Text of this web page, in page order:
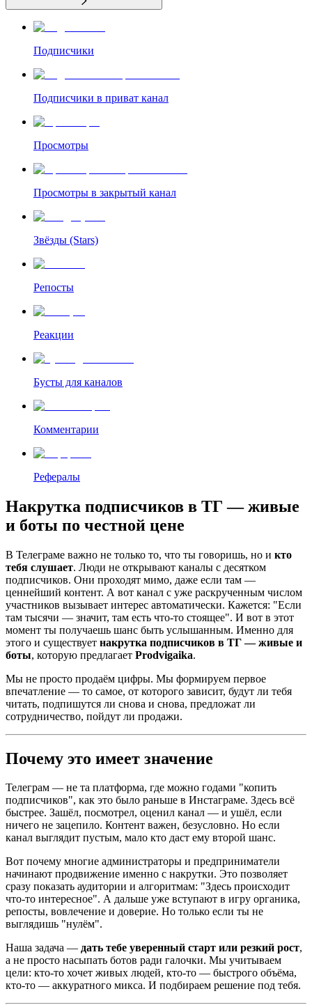
Подписчики
Подписчики в приват канал
Просмотры
Просмотры в закрытый канал
Звёзды (Stars)
Репосты
Реакции
Бусты для каналов
Комментарии
Рефералы
Накрутка подписчиков в ТГ — живые
и боты по честной цене
В Телеграме важно не только то, что ты говоришь, но и кто
тебя слушает. Люди не открывают каналы с десятком
подписчиков. Они проходят мимо, даже если там —
ценнейший контент. А вот канал с уже раскрученным числом
участников вызывает интерес автоматически. Кажется: "Если
там тысячи — значит, там есть что-то стоящее". И вот в этот
момент ты получаешь шанс быть услышанным. Именно для
этого и существует накрутка подписчиков в ТГ — живые и
боты, которую предлагает Prodvigaika.
Мы не просто продаём цифры. Мы формируем первое
впечатление — то самое, от которого зависит, будут ли тебя
читать, подпишутся ли снова и снова, предложат ли
сотрудничество, пойдут ли продажи.
Почему это имеет значение
Телеграм — не та платформа, где можно годами "копить
подписчиков", как это было раньше в Инстаграме. Здесь всё
быстрее. Зашёл, посмотрел, оценил канал — и ушёл, если
ничего не зацепило. Контент важен, безусловно. Но если
канал выглядит пустым, мало кто даст ему второй шанс.
Вот почему многие администраторы и предприниматели
начинают продвижение именно с накрутки. Это позволяет
сразу показать аудитории и алгоритмам: "Здесь происходит
что-то интересное". А дальше уже вступают в игру органика,
репосты, вовлечение и доверие. Но только если ты не
выглядишь "нулём".
Наша задача — дать тебе уверенный старт или резкий рост,
а не просто насыпать ботов ради галочки. Мы учитываем
цели: кто-то хочет живых людей, кто-то — быстрого объёма,
кто-то — аккуратного микса. И подбираем решение под тебя.